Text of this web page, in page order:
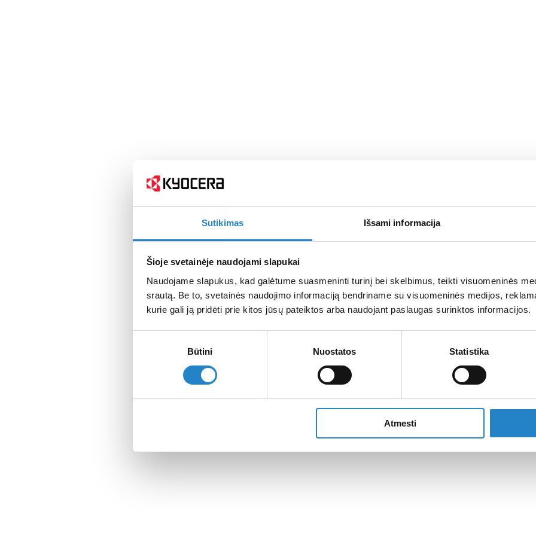
Sutikimas Išsami informacija
Šioje svetainėje naudojami slapukai
Naudojame slapukus, kad galėtume suasmeninti turinį bei skelbimus, teikti visuomeninės
srautą. Be to, svetainės naudojimo informaciją bendriname su visuomeninės medijos,
kurie gali ją pridėti prie kitos jūsų pateiktos arba naudojant paslaugas surinktos informacijos.
Būtini Nuostatos Statistika
Atmesti